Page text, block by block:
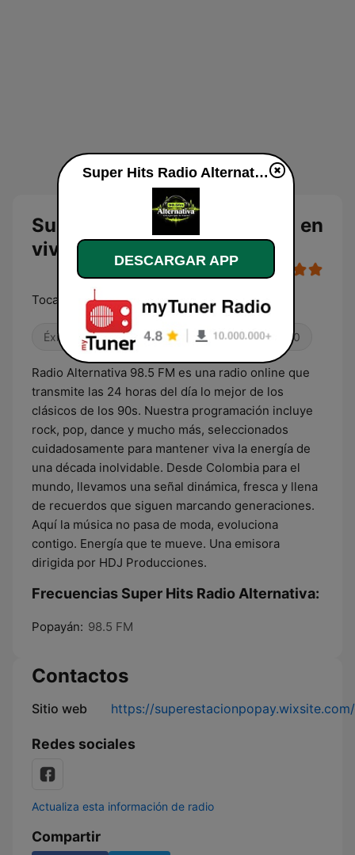
Super Hits Radio Alternativa en
vivo
Tocamos Música
Éxitos clásicos Alternativa / Indie Años 90
Radio Alternativa 98.5 FM es una radio online que
transmite las 24 horas del día lo mejor de los
clásicos de los 90s. Nuestra programación incluye
rock, pop, dance y mucho más, seleccionados
cuidadosamente para mantener viva la energía de
una década inolvidable. Desde Colombia para el
mundo, llevamos una señal dinámica, fresca y llena
de recuerdos que siguen marcando generaciones.
Aquí la música no pasa de moda, evoluciona
contigo. Energía que te mueve. Una emisora
dirigida por HDJ Producciones.
Frecuencias Super Hits Radio Alternativa:
Popayán: 98.5 FM
Contactos
Sitio web https://
Redes sociales
Actualiza esta información de radio
Compartir
Super Hits Radio Alternativa en vivo
DESCARGAR APP